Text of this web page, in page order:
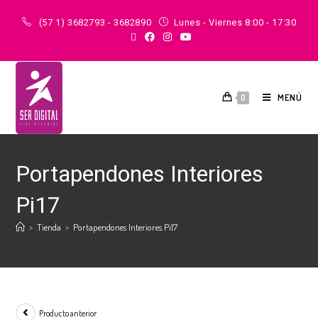
(57 1) 3682793 - 3682890 Lunes - Viernes 8:00 - 17:30
0 MENÚ
Portapendones Interiores
Pi17
> Tienda > Portapendones Interiores Pi17
Producto anterior